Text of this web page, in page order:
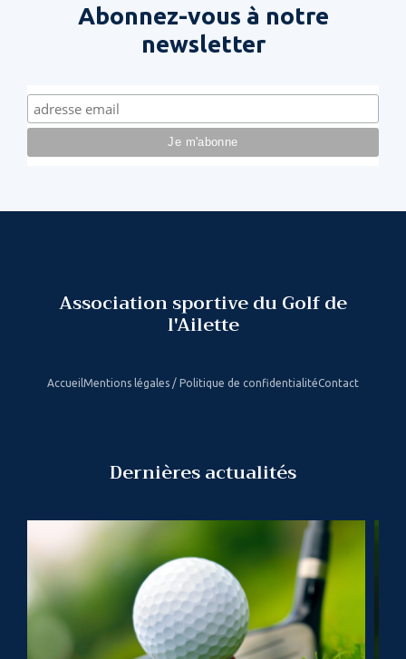
Abonnez-vous à notre
newsletter
Association sportive du Golf de
l'Ailette
AccueilMentions légales / Politique de confidentialitéContact
Dernières actualités